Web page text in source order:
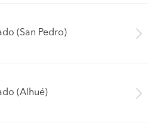
(San Pedro)
(Alhué)